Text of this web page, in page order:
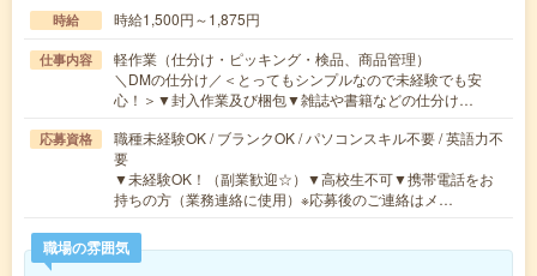
時給 時給1,500円～1,875円
仕事内容
軽作業（仕分け・ピッキング・検品、商品管理）
＼DMの仕分け／＜とってもシンプルなので未経験でも安
心！＞▼封入作業及び梱包▼雑誌や書籍などの仕分け…
応募資格
職種未経験OK / ブランクOK / パソコンスキル不要 / 英語力不
要
▼未経験OK！（副業歓迎☆）▼高校生不可▼携帯電話をお
持ちの方（業務連絡に使用）※応募後のご連絡はメ…
職場の雰囲気